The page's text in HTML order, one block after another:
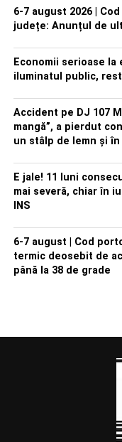
6-7 august 2026 |
județe: Anunțul de
Economii serioase
iluminatul public,
Accident pe DJ 107
mangă”, a pierdut
un stâlp de lemn și
E jale! 11 luni
mai severă, chiar în
INS
6-7 august | Cod
termic deosebit de
până la 38 de grade